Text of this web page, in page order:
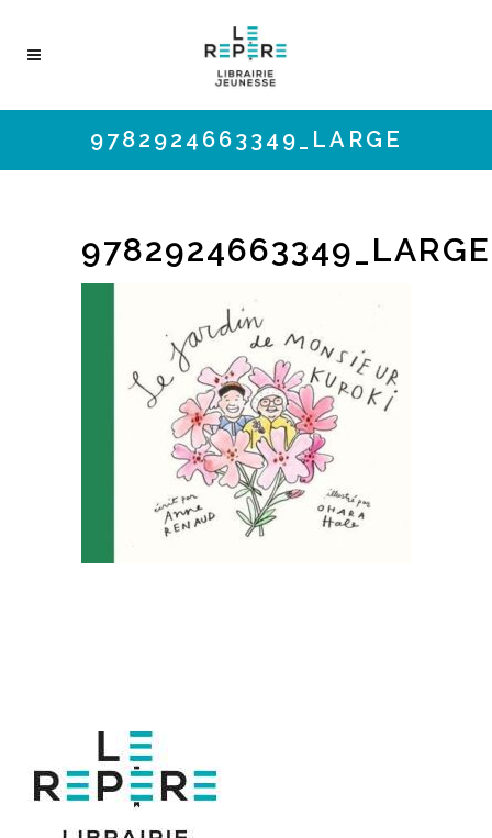
9782924663349_LARGE
9782924663349_LARGE